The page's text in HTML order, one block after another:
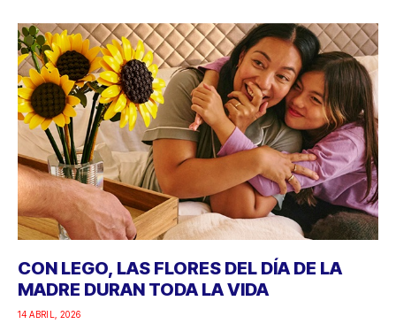
CON LEGO, LAS FLORES DEL DÍA DE LA
MADRE DURAN TODA LA VIDA
14 ABRIL, 2026